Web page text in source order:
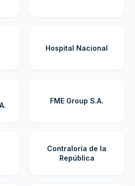
Hospital Nacional
FME Group S.A.
Contraloría de la
República